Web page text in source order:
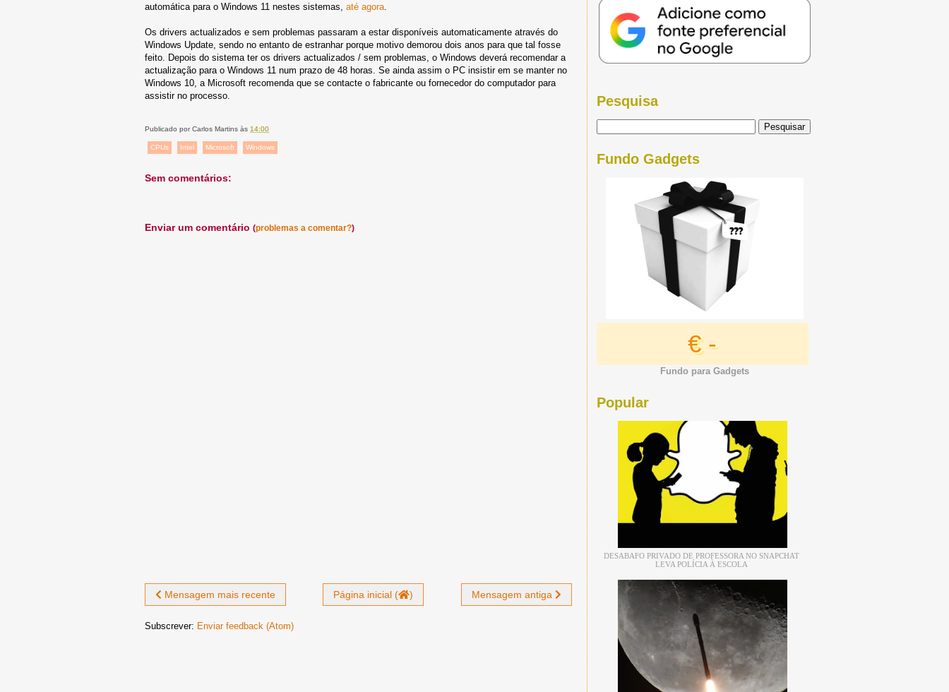
automática para o Windows 11 nestes sistemas, até agora.
Os drivers actualizados e sem problemas passaram a estar disponíveis automaticamente através do
Windows Update, sendo no entanto de estranhar porque motivo demorou dois anos para que tal fosse
feito. Depois do sistema ter os drivers actualizados / sem problemas, o Windows deverá recomendar a
actualização para o Windows 11 num prazo de 48 horas. Se ainda assim o PC insistir em se manter no
Windows 10, a Microsoft recomenda que se contacte o fabricante ou fornecedor do computador para
assistir no processo.
Publicado porCarlos Martins às 14:00
CPUs Intel Microsoft Windows
Sem comentários:
Enviar um comentário (problemas a comentar?)
Mensagem mais recente Mensagem antiga
Página inicial ( )
Subscrever: Enviar feedback (Atom)
Pesquisa
Fundo Gadgets
€ -
Fundo para Gadgets
Popular
DESABAFO PRIVADO DE PROFESSORA NO SNAPCHAT
LEVA POLÍCIA À ESCOLA